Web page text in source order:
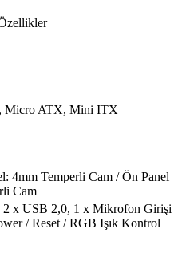
Micro ATX, Mini ITX
4mm Temperli Cam / Ön Panel
Cam
x USB 2,0, 1 x Mikrofon Girişi
/ Reset / RGB Işık Kontrol